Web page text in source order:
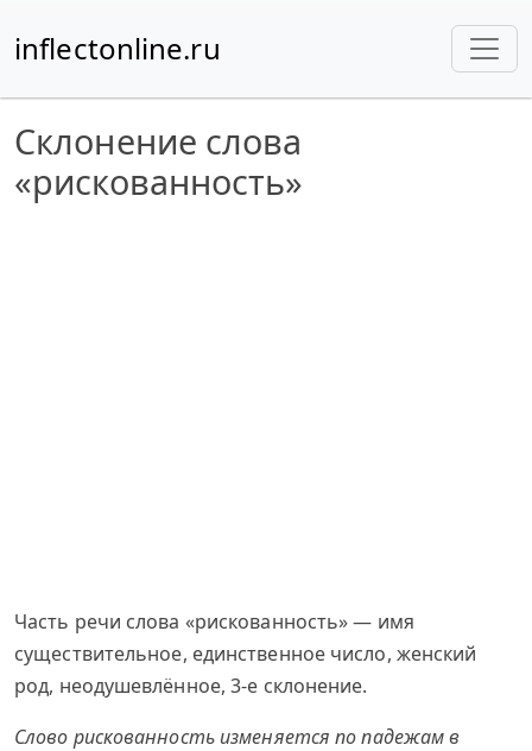
inflectonline.ru
Склонение слова
«рискованность»
Часть речи слова «рискованность» — имя
существительное, единственное число, женский
род, неодушевлённое, 3-е склонение.
Слово рискованность изменяется по падежам в